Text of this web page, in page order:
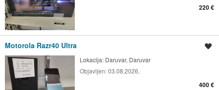
220 €
Motorola Razr40 Ultra
Lokacija: Daruvar, Daruvar
Objavljen:03.08.2026.
400 €